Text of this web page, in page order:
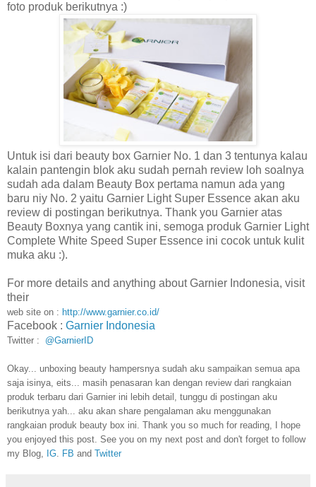
foto produk berikutnya :)
Untuk isi dari beauty box Garnier No. 1 dan 3 tentunya kalau
kalain pantengin blok aku sudah pernah review loh soalnya
sudah ada dalam Beauty Box pertama namun ada yang
baru niy No. 2 yaitu Garnier Light Super Essence akan aku
review di postingan berikutnya. Thank you Garnier atas
Beauty Boxnya yang cantik ini, semoga produk Garnier Light
Complete White Speed Super Essence ini cocok untuk kulit
muka aku :).
For more details and anything about Garnier Indonesia, visit
their
web site on : http://www.garnier.co.id/
Facebook : Garnier Indonesia
Twitter : @GarnierID
Okay... unboxing beauty hampersnya sudah aku sampaikan semua apa
saja isinya, eits... masih penasaran kan dengan review dari rangkaian
produk terbaru dari Garnier ini lebih detail, tunggu di postingan aku
berikutnya yah... aku akan share pengalaman aku menggunakan
rangkaian produk beauty box ini. Thank you so much for reading, I hope
you enjoyed this post. See you on my next post and don't forget to follow
my Blog, IG. FB and Twitter